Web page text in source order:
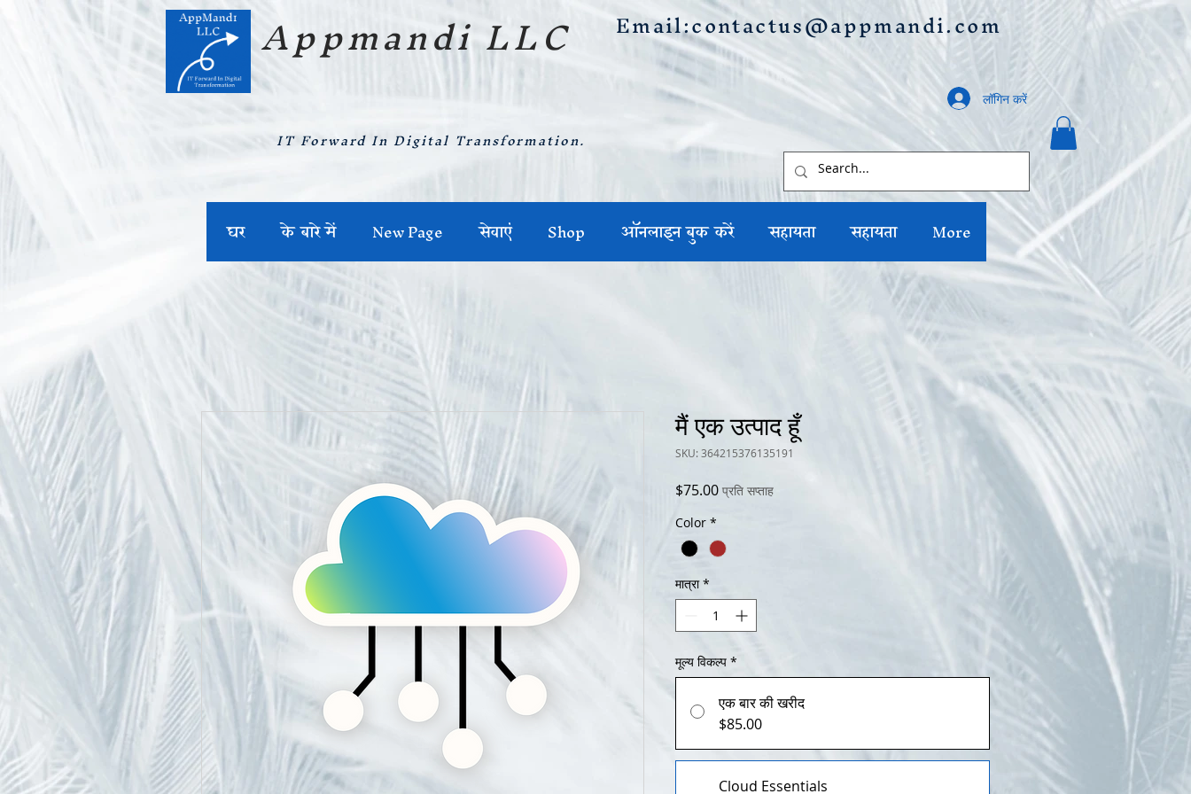
Appmandi LLC Email:contactus@appmandi.com
लॉगिन करें
IT Forward In Digital Transformation.
घर के बारे में New Page सेवाएं Shop ऑनलाइन बुक करें सहायता सहायता More
मैं एक उत्पाद हूँ
SKU: 364215376135191
$75.00मूल्य
प्रति सप्ताह
Color *
मात्रा *
मूल्य विकल्प *
एक बार की खरीद
$85.00
Cloud Essentials